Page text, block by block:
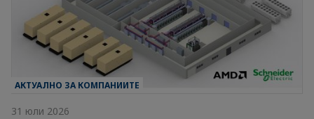
АКТУАЛНО ЗА КОМПАНИИТЕ
31 юли 2026